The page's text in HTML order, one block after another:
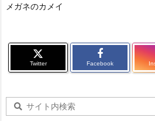
メガネのカメイ
Twitter Facebook